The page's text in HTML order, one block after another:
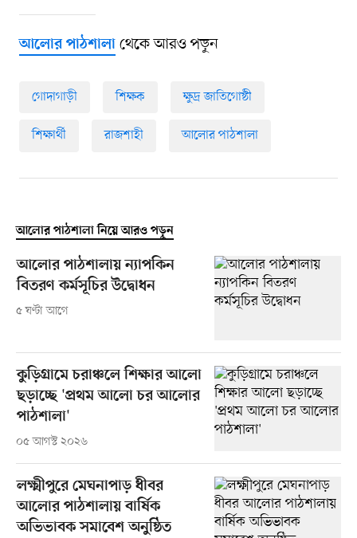
আলোর পাঠশালাথেকে আরও পড়ুন
গোদাগাড়ী শিক্ষক ক্ষুদ্র জাতিগোষ্ঠী
শিক্ষার্থী রাজশাহী আলোর পাঠশালা
আলোর পাঠশালা নিয়ে আরও পড়ুন
আলোর পাঠশালায় ন্যাপকিন
বিতরণ কর্মসূচির উদ্বোধন
৫ ঘণ্টা আগে
কুড়িগ্রামে চরাঞ্চলে শিক্ষার আলো
ছড়াচ্ছে 'প্রথম আলো চর আলোর
পাঠশালা'
০৫ আগস্ট ২০২৬
লক্ষ্মীপুরে মেঘনাপাড় ধীবর
আলোর পাঠশালায় বার্ষিক
অভিভাবক সমাবেশ অনুষ্ঠিত